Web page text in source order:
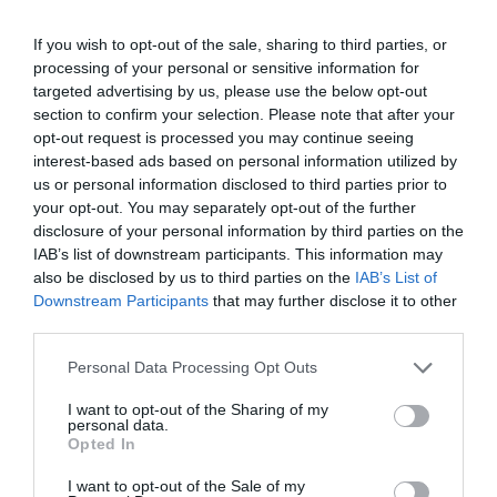
If you wish to opt-out of the sale, sharing to third parties, or
processing of your personal or sensitive information for
targeted advertising by us, please use the below opt-out
section to confirm your selection. Please note that after your
opt-out request is processed you may continue seeing
interest-based ads based on personal information utilized by
us or personal information disclosed to third parties prior to
your opt-out. You may separately opt-out of the further
disclosure of your personal information by third parties on the
IAB’s list of downstream participants. This information may
also be disclosed by us to third parties on the IAB’s List of
Downstream Participants that may further disclose it to other
Please note that this website/app uses one or more Google
not limited to your visit or usage behaviour. You may click to
grant or deny consent to Google and its third-party tags to
use your data for below specified purposes in below Google
consent section.
Personal Data Processing Opt Outs
I want to opt-out of the Sharing of my
personal data.
Opted In
I want to opt-out of the Sale of my